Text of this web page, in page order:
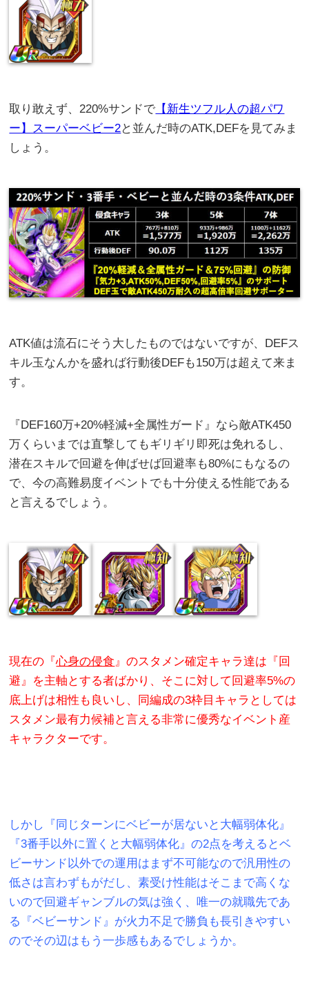
取り敢えず、220%サンドで 【新生ツフル人の超パワ
ー】スーパーベビー2と並んだ時のATK,DEFを見てみま
しょう。
ATK値は流石にそう大したものではないですが、DEFス
キル玉なんかを盛れば行動後DEFも150万は超えて来ま
す。
『DEF160万+20%軽減+全属性ガード』なら敵ATK450
万くらいまでは直撃してもギリギリ即死は免れるし、
潜在スキルで回避を伸ばせば回避率も80%にもなるの
で、今の高難易度イベントでも十分使える性能である
と言えるでしょう。
現在の『心身の侵食 』のスタメン確定キャラ達は『回
避』を主軸とする者ばかり、そこに対して回避率5%の
底上げは相性も良いし、同編成の3枠目キャラとしては
スタメン最有力候補と言える非常に優秀なイベント産
キャラクターです。
しかし『同じターンにベビーが居ないと大幅弱体化』
『3番手以外に置くと大幅弱体化』の2点を考えるとベ
ビーサンド以外での運用はまず不可能なので汎用性の
低さは言わずもがだし、素受け性能はそこまで高くな
いので回避ギャンブルの気は強く、唯一の就職先であ
る『ベビーサンド』が火力不足で勝負も長引きやすい
のでその辺はもう一歩感もあるでしょうか。